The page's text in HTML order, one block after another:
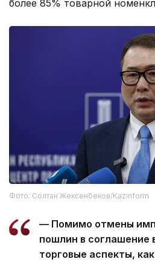
более 85% товарной
Фото: Солтан Жексенбеков/Kazinform
— Помимо отмены
пошлин в соглашение
торговые аспекты,